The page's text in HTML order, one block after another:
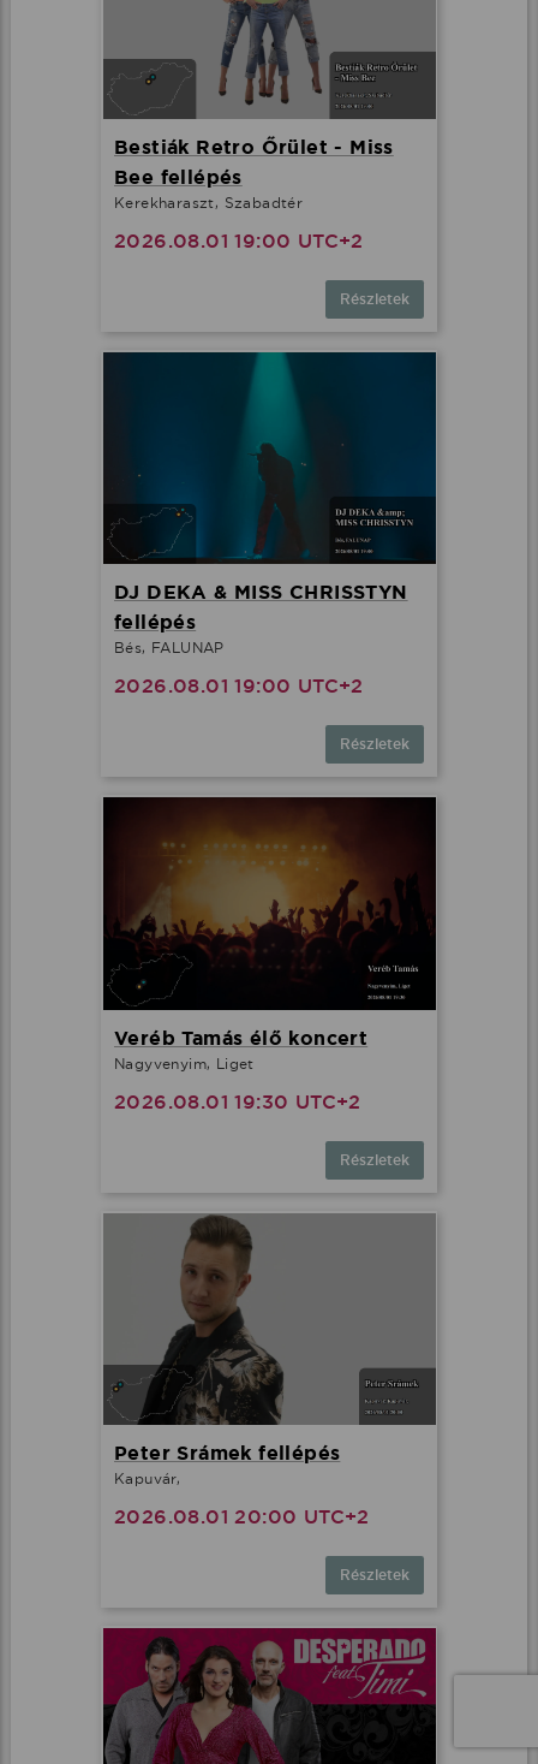
Bestiák Retro Őrület - Miss
Bee fellépés
Kerekharaszt, Szabadtér
2026.08.01 19:00 UTC+2
Részletek
DJ DEKA & MISS CHRISSTYN
fellépés
Bés, FALUNAP
2026.08.01 19:00 UTC+2
Részletek
Veréb Tamás élő koncert
Nagyvenyim, Liget
2026.08.01 19:30 UTC+2
Részletek
Peter Srámek fellépés
Kapuvár,
2026.08.01 20:00 UTC+2
Részletek